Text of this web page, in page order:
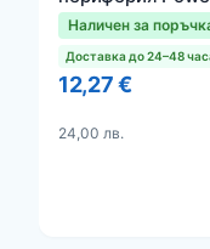
12000mAh
Наличен за
Доставка до 24–48
12,27 €
24,00 лв.